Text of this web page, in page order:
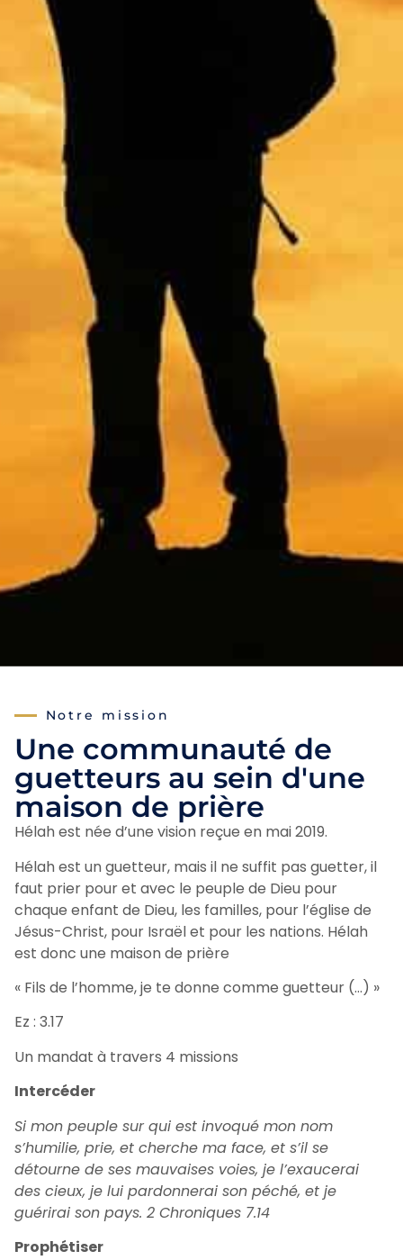
Notre mission
Une communauté de
guetteurs au sein d'une
maison de prière
Hélah est née d’une vision reçue en mai 2019.
Hélah est un guetteur, mais il ne suffit pas guetter, il
faut prier pour et avec le peuple de Dieu pour
chaque enfant de Dieu, les familles, pour l’église de
Jésus-Christ, pour Israël et pour les nations. Hélah
est donc une maison de prière
« Fils de l’homme, je te donne comme guetteur (…) »
Ez : 3.17
Un mandat à travers 4 missions
Intercéder
Si mon peuple sur qui est invoqué mon nom
s’humilie, prie, et cherche ma face, et s’il se
détourne de ses mauvaises voies, je l’exaucerai
des cieux, je lui pardonnerai son péché, et je
guérirai son pays. 2 Chroniques 7.14
Prophétiser